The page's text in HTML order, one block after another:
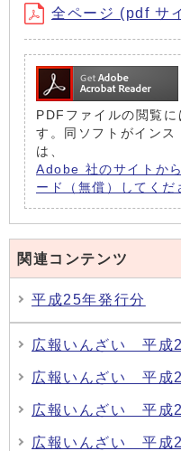
全ページ (pdf サ
PDFファイルの閲覧
す。同ソフトがインス
は、
Adobe 社のサイトか
ード（無償）してくだ
関連コンテンツ
平成25年発行分
広報いんざい 平
広報いんざい 平
広報いんざい 平
広報いんざい 平